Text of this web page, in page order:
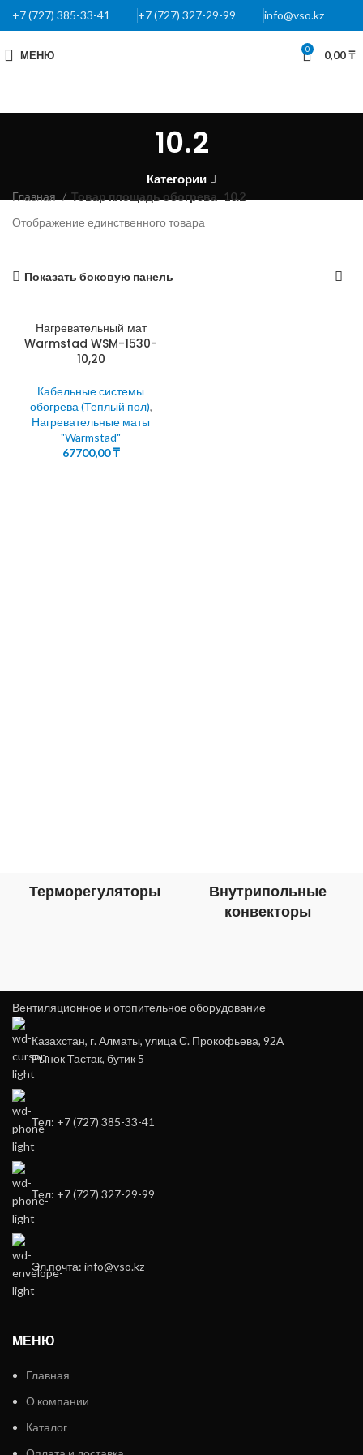
+7 (727) 385-33-41 +7 (727) 327-29-99 info@vso.kz
МЕНЮ 0 0,00₸
10.2
Категории
Главная Товар площадь обогрева
10.2
Отображение единственного товара
Показать боковую панель
Нагревательный мат
Warmstad WSM-1530-
10,20
Кабельные системы
обогрева (Теплый пол),
Нагревательные маты
"Warmstad"
67700,00₸
Терморегуляторы
Внутрипольные
конвекторы
Вентиляционное и отопительное оборудование
Казахстан, г. Алматы, улица С. Прокофьева, 92А
Рынок Тастак, бутик 5
Тел: +7 (727) 385-33-41
Тел: +7 (727) 327-29-99
Эл.почта: info@vso.kz
МЕНЮ
Главная
О компании
Каталог